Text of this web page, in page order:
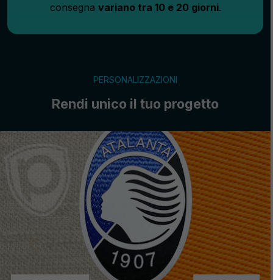
consegna variano tra 10 e 20 giorni.
PERSONALIZZAZIONI
Rendi unico il tuo progetto